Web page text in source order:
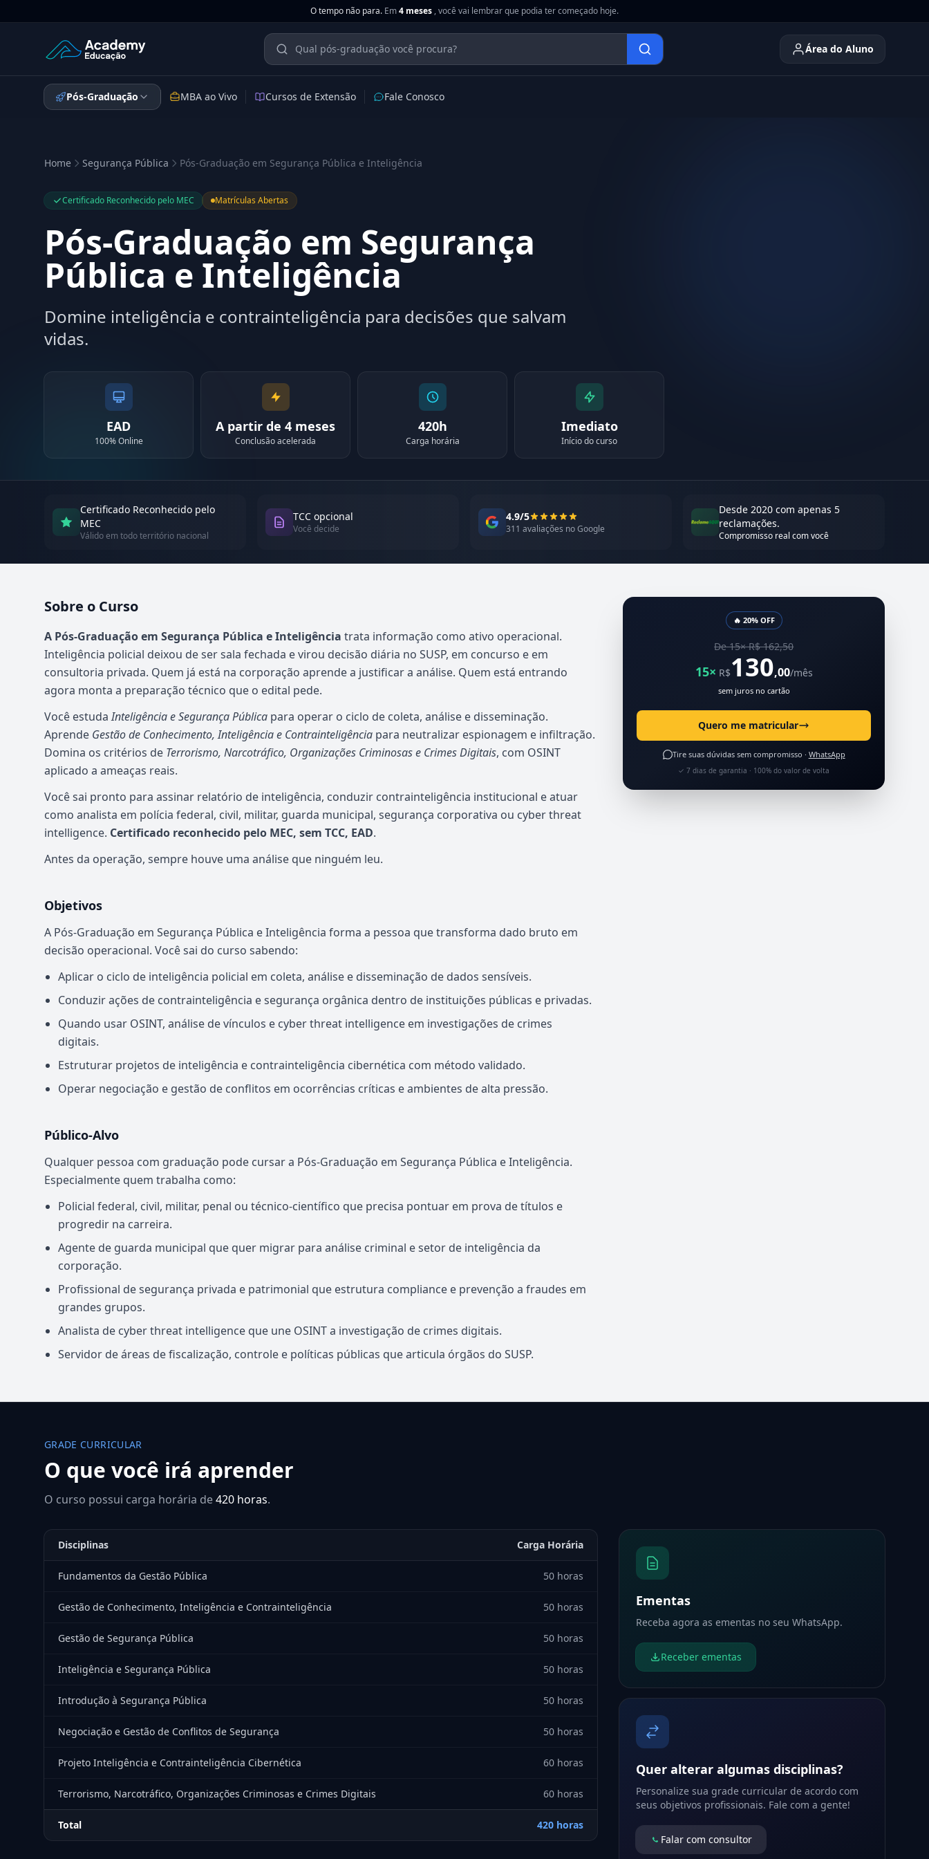
O tempo não para. Em4 meses , você vai lembrar que podia ter começado hoje.
Academy Educação — Página Inicial Área do Aluno
Pós-Graduação MBA ao Vivo Cursos de Extensão Fale Conosco
Home Segurança Pública Pós-Graduação em Segurança Pública e Inteligência
Certificado Reconhecido pelo MEC Matrículas Abertas
Pós-Graduação em Segurança
Pública e Inteligência
Domine inteligência e contrainteligência para decisões que salvam
vidas.
EAD
100% Online
A partir de 4 meses
Conclusão acelerada
420h
Carga horária
Imediato
Início do curso
Certificado Reconhecido pelo
MEC
Válido em todo território nacional
TCC opcional
Você decide
4.9/5
311 avaliações no Google
Desde 2020 com apenas 5
reclamações.
Compromisso real com você
Sobre o Curso
Atualizado em abril de 2026
A Pós-Graduação em Segurança Pública e Inteligência trata informação como ativo operacional.
Inteligência policial deixou de ser sala fechada e virou decisão diária no SUSP, em concurso e em
consultoria privada. Quem já está na corporação aprende a justificar a análise. Quem está entrando
agora monta a preparação técnico que o edital pede.
Você estudaInteligência e Segurança Pública para operar o ciclo de coleta, análise e disseminação.
Aprende Gestão de Conhecimento, Inteligência e Contrainteligência para neutralizar espionagem e infiltração.
Domina os critérios de Terrorismo, Narcotráfico, Organizações Criminosas e Crimes Digitais, com OSINT
aplicado a ameaças reais.
Você sai pronto para assinar relatório de inteligência, conduzir contrainteligência institucional e atuar
como analista em polícia federal, civil, militar, guarda municipal, segurança corporativa ou cyber threat
intelligence. Certificado reconhecido pelo MEC, sem TCC, EAD.
Antes da operação, sempre houve uma análise que ninguém leu.
Objetivos
A Pós-Graduação em Segurança Pública e Inteligência forma a pessoa que transforma dado bruto em
decisão operacional. Você sai do curso sabendo:
Aplicar o ciclo de inteligência policial em coleta, análise e disseminação de dados sensíveis.
Conduzir ações de contrainteligência e segurança orgânica dentro de instituições públicas e privadas.
Quando usar OSINT, análise de vínculos e cyber threat intelligence em investigações de crimes
digitais.
Estruturar projetos de inteligência e contrainteligência cibernética com método validado.
Operar negociação e gestão de conflitos em ocorrências críticas e ambientes de alta pressão.
Público-Alvo
Qualquer pessoa com graduação pode cursar a Pós-Graduação em Segurança Pública e Inteligência.
Especialmente quem trabalha como:
Policial federal, civil, militar, penal ou técnico-científico que precisa pontuar em prova de títulos e
progredir na carreira.
Agente de guarda municipal que quer migrar para análise criminal e setor de inteligência da
corporação.
Profissional de segurança privada e patrimonial que estrutura compliance e prevenção a fraudes em
grandes grupos.
Analista de cyber threat intelligence que une OSINT a investigação de crimes digitais.
Servidor de áreas de fiscalização, controle e políticas públicas que articula órgãos do SUSP.
🔥 20% OFF
De 15× R$ 162,50
15× R$130,00/mês
sem juros no cartão
Quero me matricular
Tire suas dúvidas sem compromisso · WhatsApp
✓ 7 dias de garantia · 100% do valor de volta
GRADE CURRICULAR
O que você irá aprender
O curso possui carga horária de420 horas.
Disciplinas Carga Horária
Fundamentos da Gestão Pública 50 horas
Gestão de Conhecimento, Inteligência e Contrainteligência 50 horas
Gestão de Segurança Pública 50 horas
Inteligência e Segurança Pública 50 horas
Introdução à Segurança Pública 50 horas
Negociação e Gestão de Conflitos de Segurança 50 horas
Projeto Inteligência e Contrainteligência Cibernética 60 horas
Terrorismo, Narcotráfico, Organizações Criminosas e Crimes Digitais 60 horas
Total 420 horas
Ementas
Receba agora as ementas no seu WhatsApp.
Receber ementas
Quer alterar algumas disciplinas?
Personalize sua grade curricular de acordo com
seus objetivos profissionais. Fale com a gente!
Falar com consultor